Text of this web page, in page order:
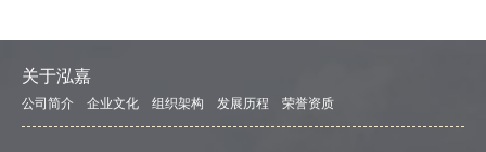
关于泓嘉
公司简介 企业文化 组织架构 发展历程 荣誉资质